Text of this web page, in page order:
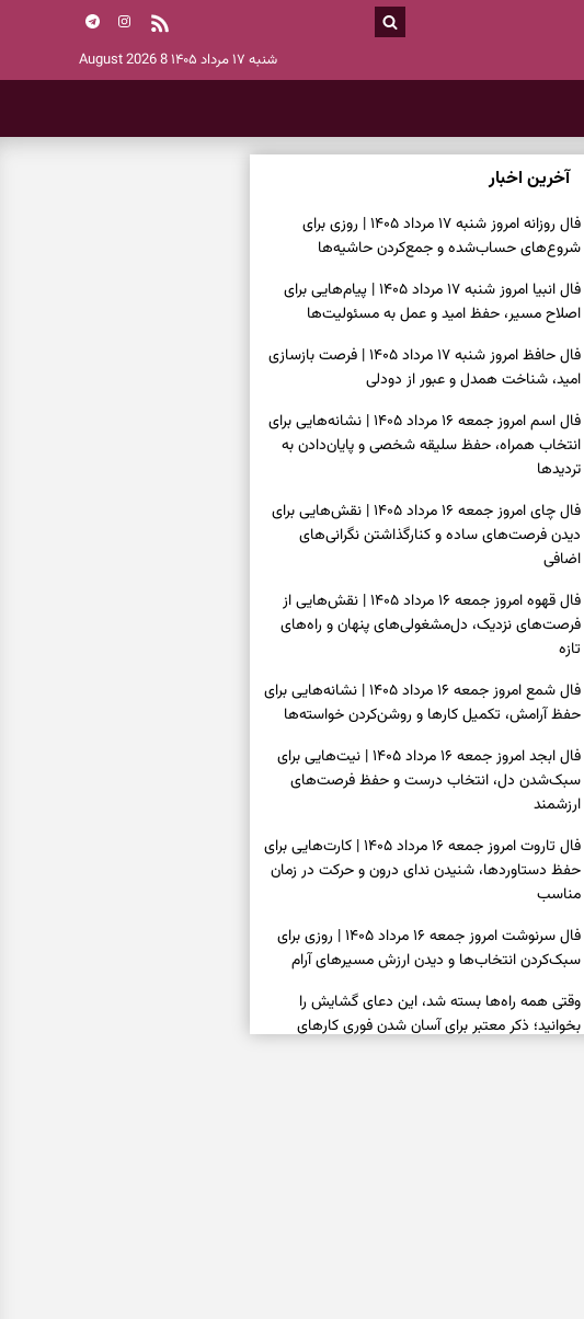
شنبه ۱۷ مرداد ۱۴۰۵ 8 August 2026
آخرین اخبار
فال روزانه امروز شنبه ۱۷ مرداد ۱۴۰۵ | روزی برای
شروع‌های حساب‌شده و جمع‌کردن حاشیه‌ها
فال انبیا امروز شنبه ۱۷ مرداد ۱۴۰۵ | پیام‌هایی برای
اصلاح مسیر، حفظ امید و عمل به مسئولیت‌ها
فال حافظ امروز شنبه ۱۷ مرداد ۱۴۰۵ | فرصت بازسازی
امید، شناخت همدل و عبور از دودلی
فال اسم امروز جمعه ۱۶ مرداد ۱۴۰۵ | نشانه‌هایی برای
انتخاب همراه، حفظ سلیقه شخصی و پایان‌دادن به
تردیدها
فال چای امروز جمعه ۱۶ مرداد ۱۴۰۵ | نقش‌هایی برای
دیدن فرصت‌های ساده و کنارگذاشتن نگرانی‌های
اضافی
فال قهوه امروز جمعه ۱۶ مرداد ۱۴۰۵ | نقش‌هایی از
فرصت‌های نزدیک، دل‌مشغولی‌های پنهان و راه‌های
تازه
فال شمع امروز جمعه ۱۶ مرداد ۱۴۰۵ | نشانه‌هایی برای
حفظ آرامش، تکمیل کارها و روشن‌کردن خواسته‌ها
فال ابجد امروز جمعه ۱۶ مرداد ۱۴۰۵ | نیت‌هایی برای
سبک‌شدن دل، انتخاب درست و حفظ فرصت‌های
ارزشمند
فال تاروت امروز جمعه ۱۶ مرداد ۱۴۰۵ | کارت‌هایی برای
حفظ دستاوردها، شنیدن ندای درون و حرکت در زمان
مناسب
فال سرنوشت امروز جمعه ۱۶ مرداد ۱۴۰۵ | روزی برای
سبک‌کردن انتخاب‌ها و دیدن ارزش مسیرهای آرام
وقتی همه راه‌ها بسته شد، این دعای گشایش را
بخوانید؛ ذکر معتبر برای آسان شدن فوری کارهای